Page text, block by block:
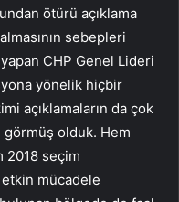
ötürü açıklama
sebepleri
CHP Genel Lideri
yönelik hiçbir
açıklamaların da çok
görmüş olduk. Hem
2018 seçim
mücadele